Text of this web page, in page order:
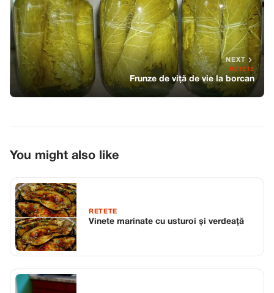
NEXT
RETETE
Frunze de viță de vie la borcan
You might also like
RETETE
Vinete marinate cu usturoi și verdeață